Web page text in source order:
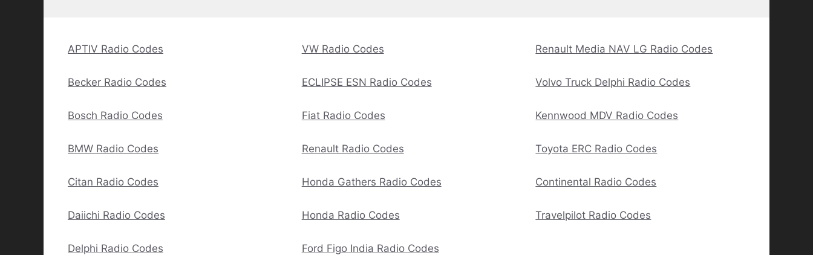
APTIV Radio Codes
Becker Radio Codes
Bosch Radio Codes
BMW Radio Codes
Citan Radio Codes
Daiichi Radio Codes
Delphi Radio Codes
VW Radio Codes
ECLIPSE ESN Radio Codes
Fiat Radio Codes
Renault Radio Codes
Honda Gathers Radio Codes
Honda Radio Codes
Ford Figo India Radio Codes
Renault Media NAV LG Radio Codes
Volvo Truck Delphi Radio Codes
Kennwood MDV Radio Codes
Toyota ERC Radio Codes
Continental Radio Codes
Travelpilot Radio Codes